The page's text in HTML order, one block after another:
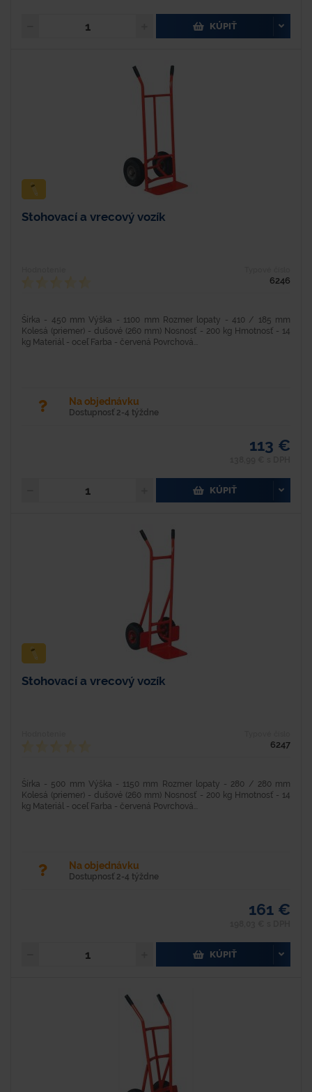
KÚPIŤ
Stohovací a vrecový vozík
6246
Šírka - 450 mm Výška - 1100 mm Rozmer lopaty - 410 / 185 mm
Kolesá (priemer) - dušové (260 mm) Nosnosť - 200 kg Hmotnosť - 14
kg Materiál - oceľ Farba - červená Povrchová...
Na objednávku
Dostupnosť 2-4 týždne
113 €
KÚPIŤ
Stohovací a vrecový vozík
6247
Šírka - 500 mm Výška - 1150 mm Rozmer lopaty - 280 / 280 mm
Kolesá (priemer) - dušové (260 mm) Nosnosť - 200 kg Hmotnosť - 14
kg Materiál - oceľ Farba - červená Povrchová...
Na objednávku
Dostupnosť 2-4 týždne
161 €
KÚPIŤ